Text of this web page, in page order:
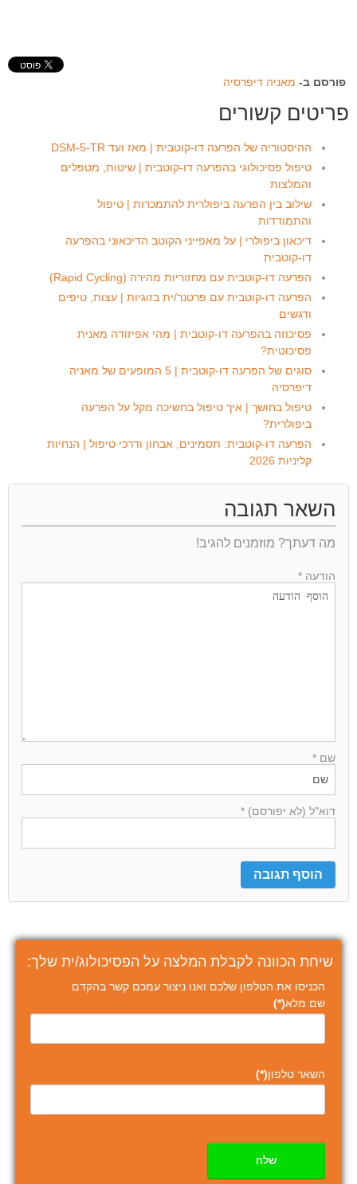
פורסם ב- מאניה דיפרסיה
פריטים קשורים
ההיסטוריה של הפרעה דו-קוטבית | מאז ועד DSM-5-TR
טיפול פסיכולוגי בהפרעה דו-קוטבית | שיטות, מטפלים
והמלצות
שילוב בין הפרעה ביפולרית להתמכרות | טיפול
והתמודדות
דיכאון ביפולרי | על מאפייני הקוטב הדיכאוני בהפרעה
דו-קוטבית
הפרעה דו-קוטבית עם מחזוריות מהירה (Rapid Cycling)
הפרעה דו-קוטבית עם פרטנר/ית בזוגיות | עצות, טיפים
ודגשים
פסיכוזה בהפרעה דו-קוטבית | מהי אפיזודה מאנית
פסיכוטית?
סוגים של הפרעה דו-קוטבית | 5 המופעים של מאניה
דיפרסיה
טיפול בחושך | איך טיפול בחשיכה מקל על הפרעה
ביפולרית?
הפרעה דו-קוטבית: תסמינים, אבחון ודרכי טיפול | הנחיות
קליניות 2026
השאר תגובה
מה דעתך? מוזמנים להגיב!
הודעה *
שם *
דוא"ל (לא יפורסם) *
שיחת הכוונה לקבלת המלצה על הפסיכולוג/ית שלך:
הכניסו את הטלפון שלכם ואנו ניצור עמכם קשר בהקדם
שם מלא(*)
השאר טלפון(*)
שלח